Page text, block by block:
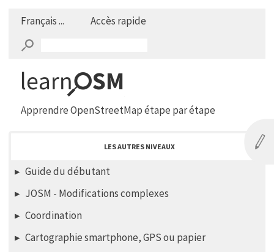
Français ... Accès rapide
Apprendre OpenStreetMap étape par étape
LES AUTRES NIVEAUX
Guide du débutant
JOSM - Modifications complexes
Coordination
Cartographie smartphone, GPS ou papier